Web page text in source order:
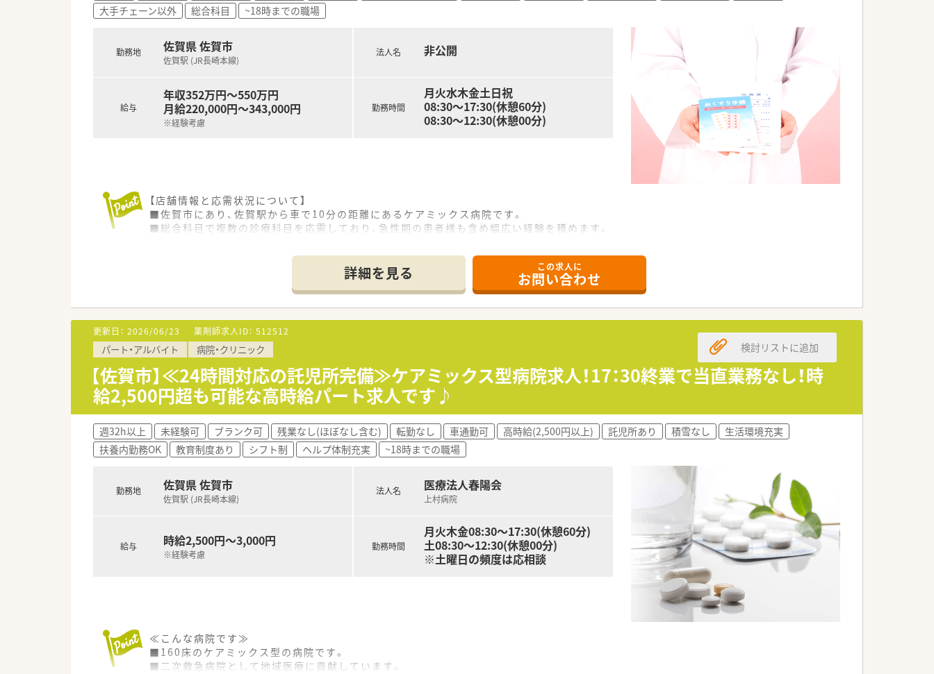
大手チェーン以外
総合科目 ~18時までの職場
勤務地 佐賀県 佐賀市
佐賀駅 (JR長崎本線)
給与
年収352万円～550万円
月給220,000円～343,000円
※経験考慮
法人名 非公開
勤務時間
月火水木金土日祝
08:30～17:30(休憩60分)
08:30～12:30(休憩00分)
【店舗情報と応需状況について】
■佐賀市にあり、佐賀駅から車で10分の距離にあるケアミックス病院です。
■総合科目で複数の診療科目を応需しており、急性期の患者様も含め幅広い経験を積めます。
■新卒の方や未経験者、ブランクのある方も歓迎しており、丁寧に指導します。
■チームワークを大切にし、患者さんのために貢献したい方を求めています。
【法人特徴について】
■177床のケアミックス病院として、地域医療に長年貢献している医療法人です。
■回復期リハビリテーション病棟を有しており、多角的な医療を提供しています。
■土日祝日を含め365日外来診療を行うことで、地域のニーズに応えています。
■定年60歳、再雇用制度65歳、勤務延長:上限70歳です
【求人情報について】
■17時半終業の病院求人であり、プライベートの時間も確保しやすいです。
■住宅手当や24時間対応の託児所など、福利厚生が非常に充実しています。
■月9日休みで年間休日108日と、しっかり休んでリフレッシュできる環境です。
■患者さんへの服薬指導を通じて、
■電子カルテや各種機器を導入しており、効率的に業務を進められる環境です。
■育児休暇の取得実績が豊富で、子育て中のスタッフに理解のある職場です。
詳細を見る この求人に
お問い合わせ
更新日： 2026/06/23 薬剤師求人ID： 512512
パート・アルバイト 病院・クリニック
【佐賀市】≪24時間対応の託児所完備≫ケアミックス型病院求人！17：30終業で当直業務なし！時
給2,500円超も可能な高時給パート求人です♪
検討リストに追加
週32h以上 未経験可 ブランク可 残業なし(ほぼなし含む) 転勤なし 車通勤可 高時給(2,500円以上) 託児所あり 積雪なし
生活環境充実
扶養内勤務OK
教育制度あり シフト制 ヘルプ体制充実 ~18時までの職場
勤務地 佐賀県 佐賀市
佐賀駅 (JR長崎本線)
給与 時給2,500円～3,000円
※経験考慮
法人名 医療法人春陽会
上村病院
勤務時間
月火木金08:30～17:30(休憩60分)
土08:30～12:30(休憩00分)
※土曜日の頻度は応相談
≪こんな病院です≫
■160床のケアミックス型の病院です。
■二次救急病院として地域医療に貢献しています。